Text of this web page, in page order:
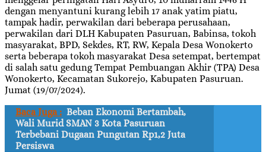
dengan menyantuni kurang lebih 17 anak yatim piatu,
tampak hadir, perwakilan dari beberapa perusahaan,
perwakilan dari DLH Kabupaten Pasuruan, Babinsa, tokoh
masyarakat, BPD, Sekdes, RT, RW, Kepala Desa Wonokerto
serta beberapa tokoh masyarakat Desa setempat, bertempat
di salah satu gedung Tempat Pembuangan Akhir (TPA) Desa
Wonokerto, Kecamatan Sukorejo, Kabupaten Pasuruan.
Jumat (19/07/2024).
Baca Juga : Beban Ekonomi Bertambah,
Wali Murid SMAN 3 Kota Pasuruan
Terbebani Dugaan Pungutan Rp1,2 Juta
Persiswa